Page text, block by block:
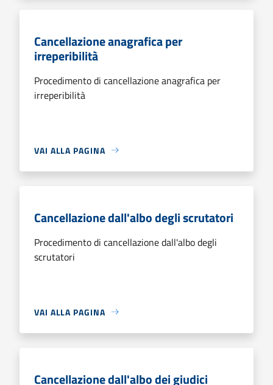
Cancellazione anagrafica per
irreperibilità
Procedimento di cancellazione anagrafica per
irreperibilità
VAI ALLA PAGINA
Cancellazione dall'albo degli scrutatori
Procedimento di cancellazione dall'albo degli
scrutatori
VAI ALLA PAGINA
Cancellazione dall'albo dei giudici